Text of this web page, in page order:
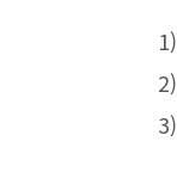
1)
2)
3)